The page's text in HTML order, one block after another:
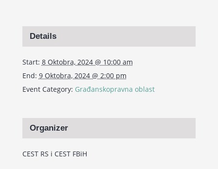
Details
Start: 8 Oktobra, 2024 @ 10:00 am
End: 9 Oktobra, 2024 @ 2:00 pm
Event Category: Građanskopravna oblast
Organizer
CEST RS i CEST FBiH